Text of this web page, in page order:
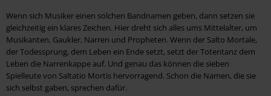
Wenn sich Musiker einen solchen Bandnamen geben, dann setzen sie
gleichzeitig ein klares Zeichen. Hier dreht sich alles ums Mittelalter, um
Musikanten, Gaukler, Narren und Propheten. Wenn der Salto Mortale,
der Todessprung, dem Leben ein Ende setzt, setzt der Totentanz dem
Leben die Narrenkappe auf. Und genau das können die sieben
Spielleute von Saltatio Mortis hervorragend. Schon die Namen, die sie
sich selbst gaben, sprechen dafür.